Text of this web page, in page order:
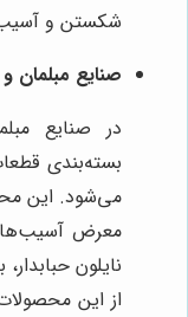
شکستن و
صنایع مبلمان
در صنایع
بسته‌بندی
می‌شود. این
معرض
نایلون
از این